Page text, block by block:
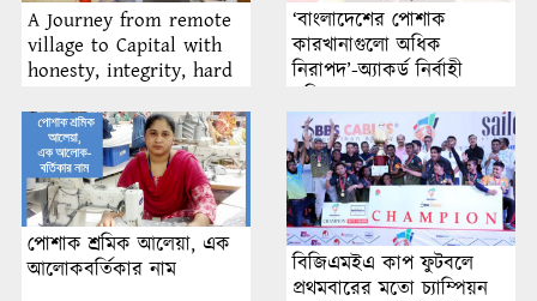
A Journey from remote
village to Capital with
honesty, integrity, hard
‘বাংলাদেশের পোশাক
কারখানাগুলো অধিক
নিরাপদ’-অ্যাকর্ড নির্বাহী
পরিচালক
পোশাক শ্রমিক আলেয়া, এক
আলোকবর্তিকার নাম
বিজিএমইএ কাপ ফুটবলে
প্রথমবারের মতো চ্যাম্পিয়ন